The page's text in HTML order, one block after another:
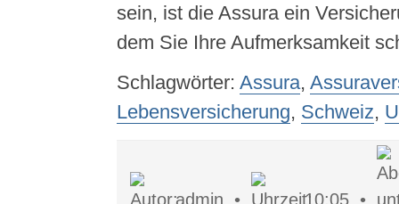
sein, ist die Assura ein
dem Sie Ihre Aufmerksamkeit
Schlagwörter: Assura,
Lebensversicherung, Schweiz,
admin • 10:05 •